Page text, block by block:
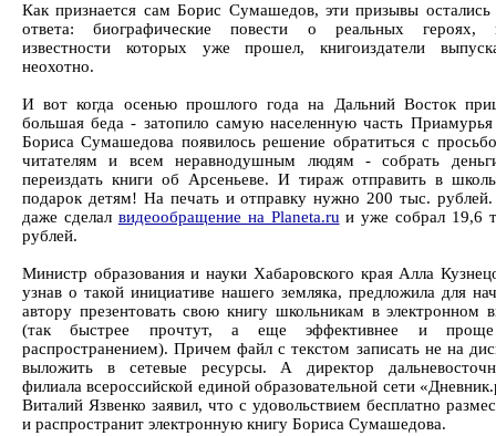
Как признается сам Борис Сумашедов, эти призывы остались
ответа: биографические повести о реальных героях,
известности которых уже прошел, книгоиздатели
неохотно.
И вот когда осенью прошлого года на Дальний Восток
большая беда - затопило самую населенную часть
Бориса Сумашедова появилось решение обратиться с
читателям и всем неравнодушным людям - собрать
переиздать книги об Арсеньеве. И тираж отправить в
подарок детям! На печать и отправку нужно 200 тыс.
даже сделал видеообращение на Planeta.ru и уже собрал 19,6
рублей.
Министр образования и науки Хабаровского края Алла
узнав о такой инициативе нашего земляка, предложила для
автору презентовать свою книгу школьникам в электронном
(так быстрее прочтут, а еще эффективнее и
распространением). Причем файл с текстом записать не на
выложить в сетевые ресурсы. А директор
филиала всероссийской единой образовательной сети
Виталий Язвенко заявил, что с удовольствием бесплатно
и распространит электронную книгу Бориса Сумашедова.